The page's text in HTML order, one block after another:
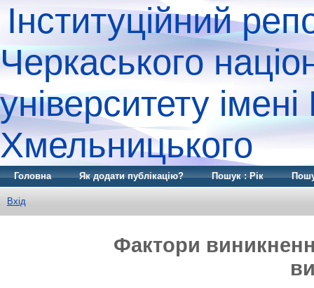
Інституційний
Черкаського
університету
Хмельницького
Головна Як додати публікацію? Пошук : Рік
Вхід
Фактори